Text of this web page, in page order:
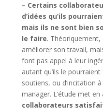
– Certains
d’idées qu’ils
mais ils ne sont bien
le faire.
améliorer son travail,
font pas appel à leur
autant qu’ils le
soutiens, ou d’incitation
manager. L’étude met en
collaborateurs